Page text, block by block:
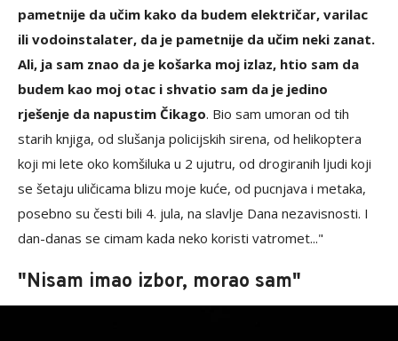
pametnije da učim kako da budem električar, varilac
ili vodoinstalater, da je pametnije da učim neki zanat.
Ali, ja sam znao da je košarka moj izlaz, htio sam da
budem kao moj otac i shvatio sam da je jedino
rješenje da napustim Čikago. Bio sam umoran od tih
starih knjiga, od slušanja policijskih sirena, od helikoptera
koji mi lete oko komšiluka u 2 ujutru, od drogiranih ljudi koji
se šetaju uličicama blizu moje kuće, od pucnjava i metaka,
posebno su česti bili 4. jula, na slavlje Dana nezavisnosti. I
dan-danas se cimam kada neko koristi vatromet..."
"Nisam imao izbor, morao sam"